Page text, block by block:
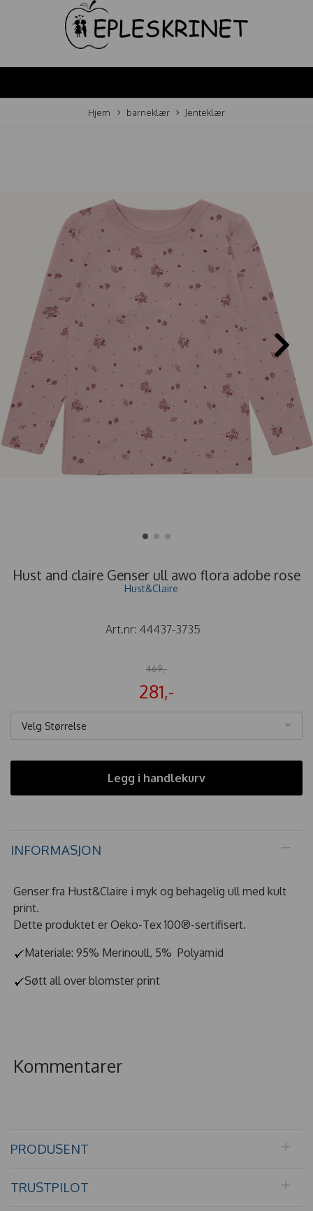
Hjem barneklær Jenteklær
Hust and claire Genser ull awo flora adobe rose
Hust&Claire
Art.nr: 44437-3735
469,-
281,-
Velg Størrelse
Legg i handlekurv
INFORMASJON
Genser fra Hust&Claire i myk og behagelig ull med kult
print.
Dette produktet er Oeko-Tex 100®-sertifisert.
Materiale: 95% Merinoull, 5% Polyamid
Søtt all over blomster print
Kommentarer
PRODUSENT
TRUSTPILOT